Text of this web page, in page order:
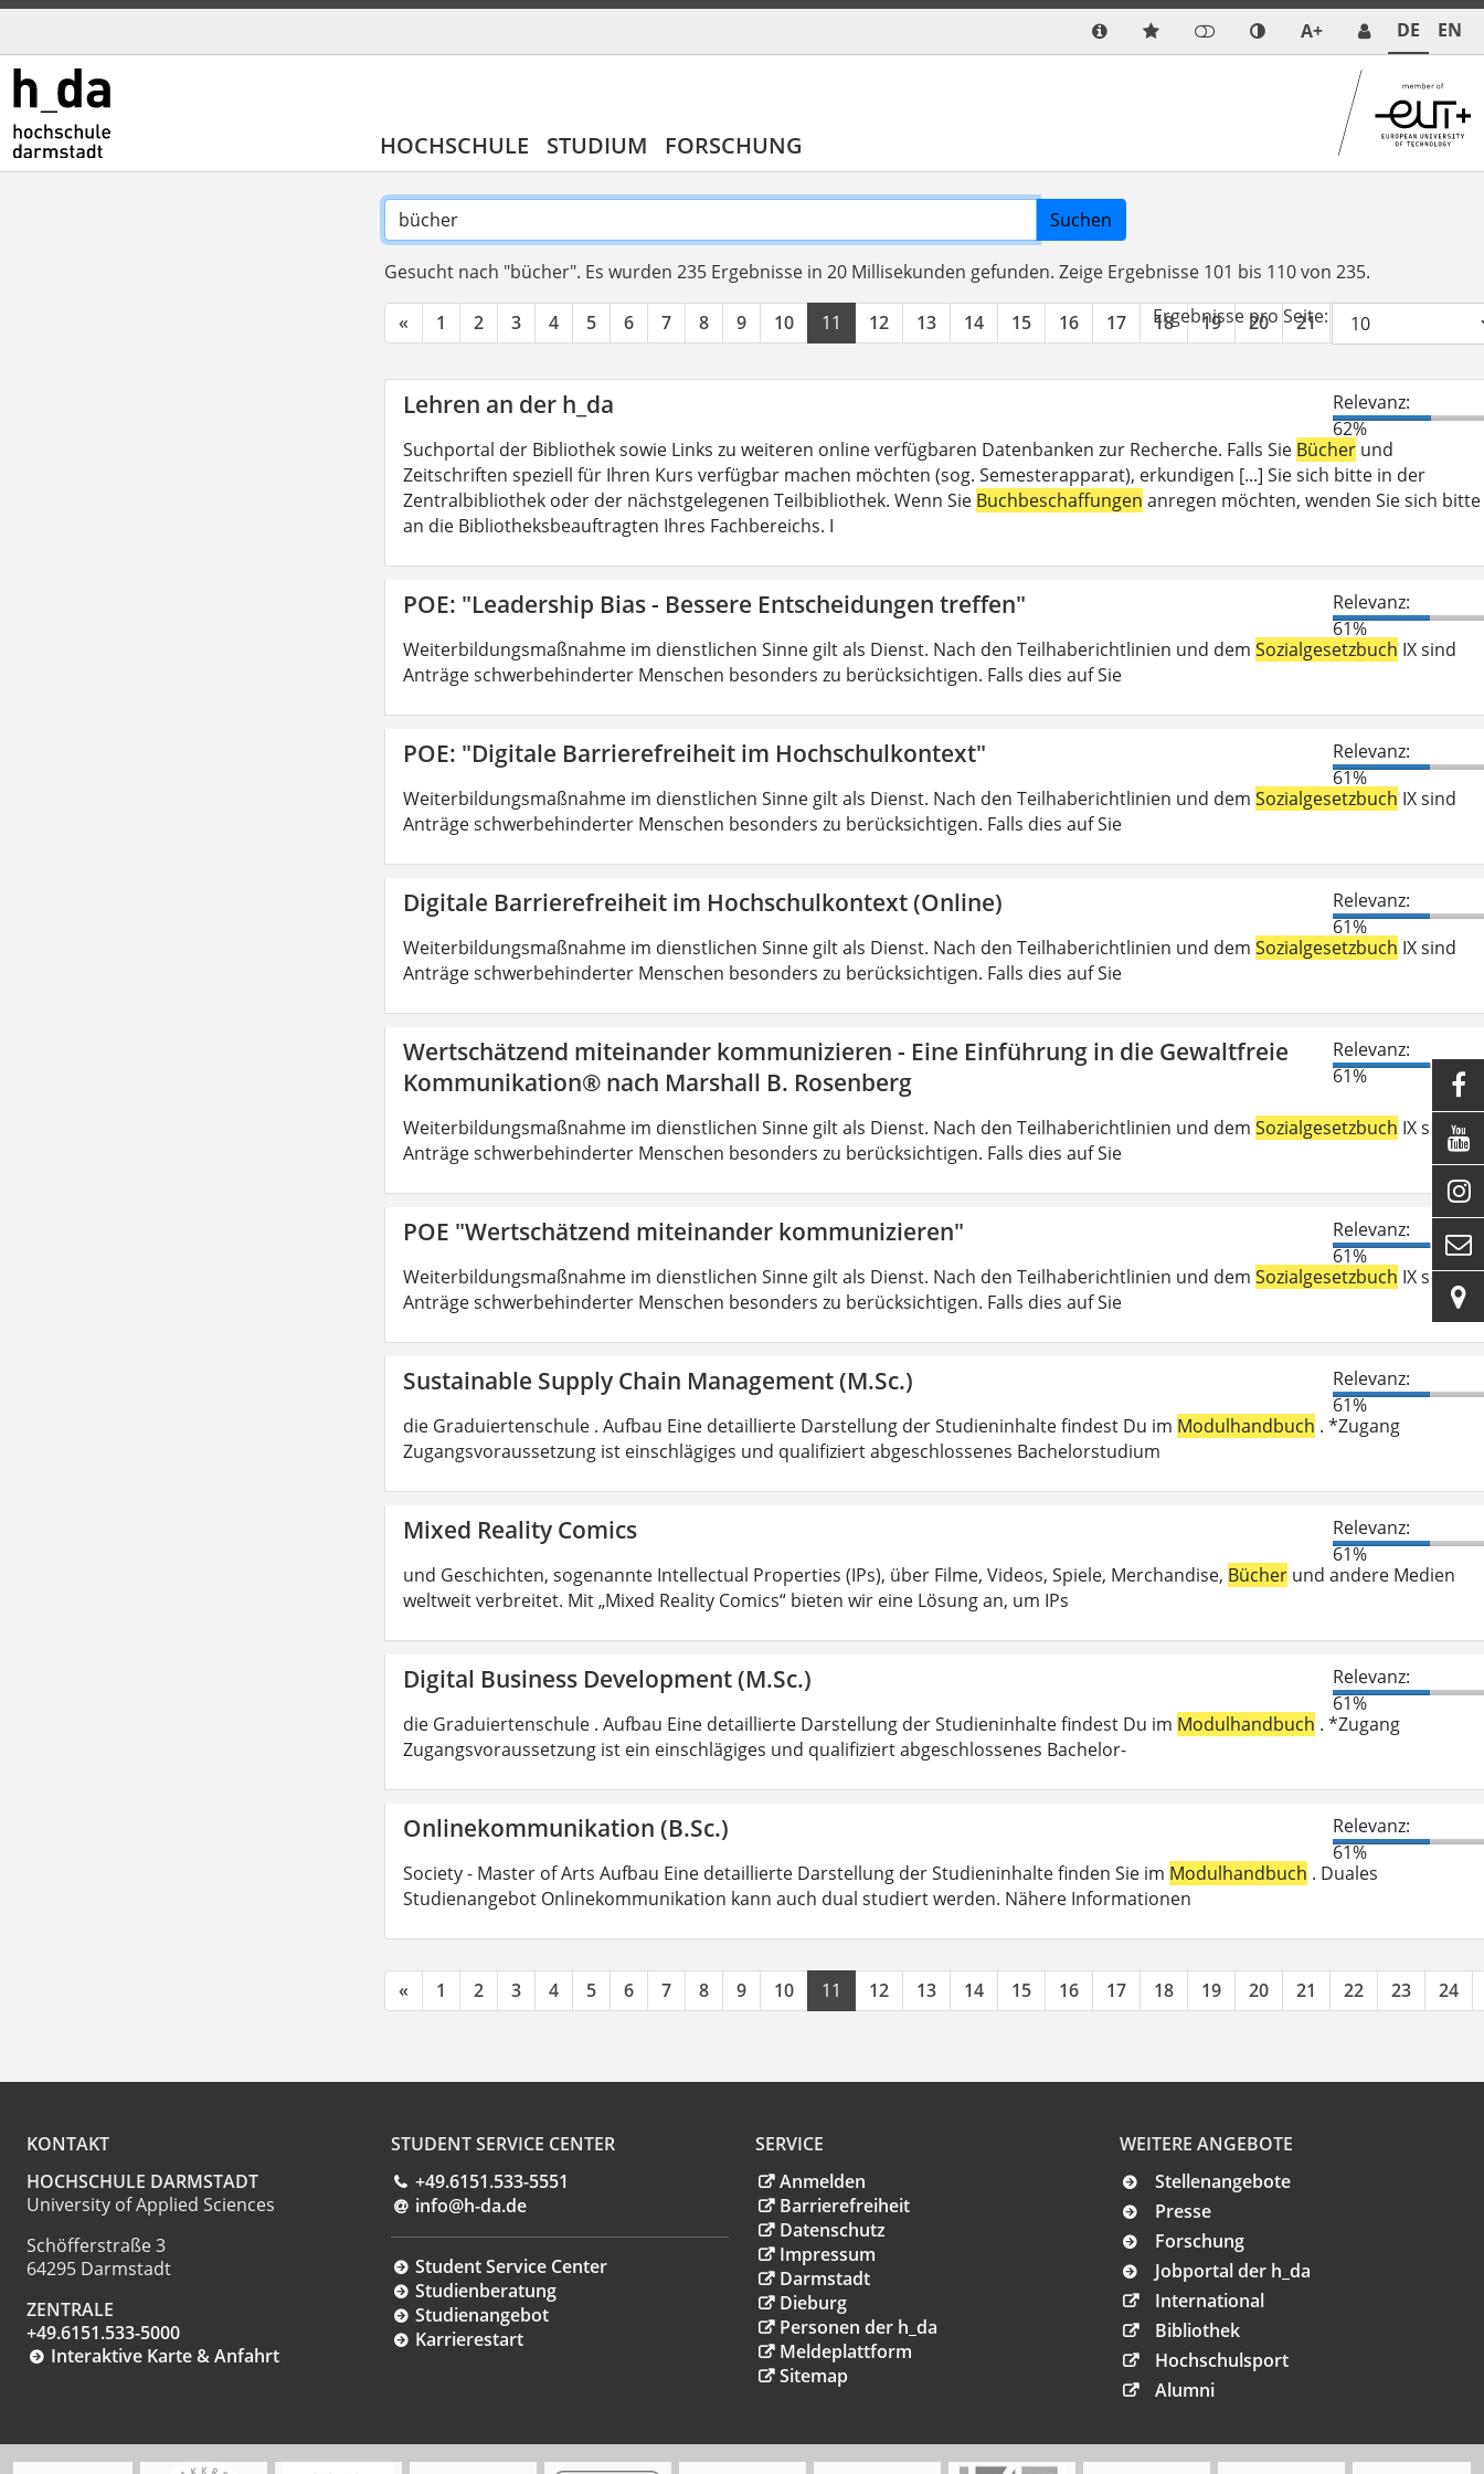
A+ DE EN
HOCHSCHULE STUDIUM FORSCHUNG
Suchen
Gesucht nach "bücher". Es wurden 235 Ergebnisse in 20 Millisekunden gefunden. Zeige Ergebnisse 101 bis 110 von 235.
« 1 2 3 4 5 6 7 8 9 10 11 12 13 14 15 16 17 18 19 20 21 22
Ergebnisse pro Seite:
Lehren an der h_da
Relevanz:
62%
Suchportal der Bibliothek sowie Links zu weiteren online verfügbaren Datenbanken zur Recherche. Falls Sie Bücher und
Zeitschriften speziell für Ihren Kurs verfügbar machen möchten (sog. Semesterapparat), erkundigen [...] Sie sich bitte in der
Zentralbibliothek oder der nächstgelegenen Teilbibliothek. Wenn Sie Buchbeschaffungen anregen möchten, wenden Sie sich bitte
an die Bibliotheksbeauftragten Ihres Fachbereichs. I
POE: "Leadership Bias - Bessere Entscheidungen treffen"
Relevanz:
61%
Weiterbildungsmaßnahme im dienstlichen Sinne gilt als Dienst. Nach den Teilhaberichtlinien und dem Sozialgesetzbuch IX sind
Anträge schwerbehinderter Menschen besonders zu berücksichtigen. Falls dies auf Sie
POE: "Digitale Barrierefreiheit im Hochschulkontext"
Relevanz:
61%
Weiterbildungsmaßnahme im dienstlichen Sinne gilt als Dienst. Nach den Teilhaberichtlinien und dem Sozialgesetzbuch IX sind
Anträge schwerbehinderter Menschen besonders zu berücksichtigen. Falls dies auf Sie
Digitale Barrierefreiheit im Hochschulkontext (Online)
Relevanz:
61%
Weiterbildungsmaßnahme im dienstlichen Sinne gilt als Dienst. Nach den Teilhaberichtlinien und dem Sozialgesetzbuch IX sind
Anträge schwerbehinderter Menschen besonders zu berücksichtigen. Falls dies auf Sie
Wertschätzend miteinander kommunizieren - Eine Einführung in die Gewaltfreie
Kommunikation® nach Marshall B. Rosenberg
Relevanz:
61%
Weiterbildungsmaßnahme im dienstlichen Sinne gilt als Dienst. Nach den Teilhaberichtlinien und dem Sozialgesetzbuch IX sind
Anträge schwerbehinderter Menschen besonders zu berücksichtigen. Falls dies auf Sie
POE "Wertschätzend miteinander kommunizieren"
Relevanz:
61%
Weiterbildungsmaßnahme im dienstlichen Sinne gilt als Dienst. Nach den Teilhaberichtlinien und dem Sozialgesetzbuch IX sind
Anträge schwerbehinderter Menschen besonders zu berücksichtigen. Falls dies auf Sie
Sustainable Supply Chain Management (M.Sc.)
Relevanz:
61%
die Graduiertenschule . Aufbau Eine detaillierte Darstellung der Studieninhalte findest Du im Modulhandbuch . *Zugang
Zugangsvoraussetzung ist einschlägiges und qualifiziert abgeschlossenes Bachelorstudium
Mixed Reality Comics
Relevanz:
61%
und Geschichten, sogenannte Intellectual Properties (IPs), über Filme, Videos, Spiele, Merchandise, Bücher und andere Medien
weltweit verbreitet. Mit „Mixed Reality Comics“ bieten wir eine Lösung an, um IPs
Digital Business Development (M.Sc.)
Relevanz:
61%
die Graduiertenschule . Aufbau Eine detaillierte Darstellung der Studieninhalte findest Du im Modulhandbuch . *Zugang
Zugangsvoraussetzung ist ein einschlägiges und qualifiziert abgeschlossenes Bachelor-
Onlinekommunikation (B.Sc.)
Relevanz:
61%
Society - Master of Arts Aufbau Eine detaillierte Darstellung der Studieninhalte finden Sie im Modulhandbuch . Duales
Studienangebot Onlinekommunikation kann auch dual studiert werden. Nähere Informationen
« 1 2 3 4 5 6 7 8 9 10 11 12 13 14 15 16 17 18 19 20 21 22 23 24
KONTAKT
HOCHSCHULE DARMSTADT
University of Applied Sciences
Schöfferstraße 3
64295 Darmstadt
ZENTRALE
+49.6151.533-5000
Interaktive Karte & Anfahrt
STUDENT SERVICE CENTER
+49.6151.533-5551
info@h-da.de
Student Service Center
Studienberatung
Studienangebot
Karrierestart
SERVICE
Anmelden
Barrierefreiheit
Datenschutz
Impressum
Darmstadt
Dieburg
Personen der h_da
Meldeplattform
Sitemap
WEITERE ANGEBOTE
Stellenangebote
Presse
Forschung
Jobportal der h_da
International
Bibliothek
Hochschulsport
Alumni




